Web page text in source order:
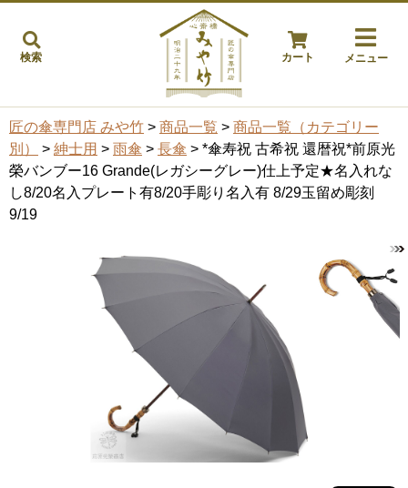
検索 カート メニュー
匠の傘専門店 みや竹 > 商品一覧 > 商品一覧（カテゴリー
別）
> 紳士用 > 雨傘 > 長傘 > *傘寿祝 古希祝 還暦祝*前原光
榮バンブー16 Grande(レガシーグレー)仕上予定★名入れな
し8/20名入プレート有8/20手彫り名入有 8/29玉留め彫刻
9/19